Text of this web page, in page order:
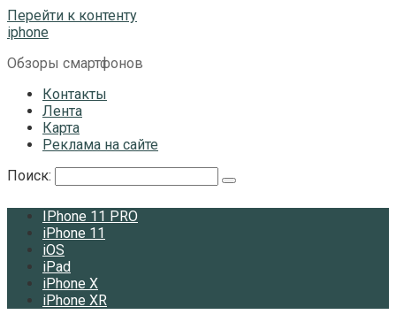
Перейти к контенту
iphone
Обзоры смартфонов
Контакты
Лента
Карта
Реклама на сайте
Поиск:
IPhone 11 PRO
iPhone 11
iOS
iPad
iPhone X
iPhone XR